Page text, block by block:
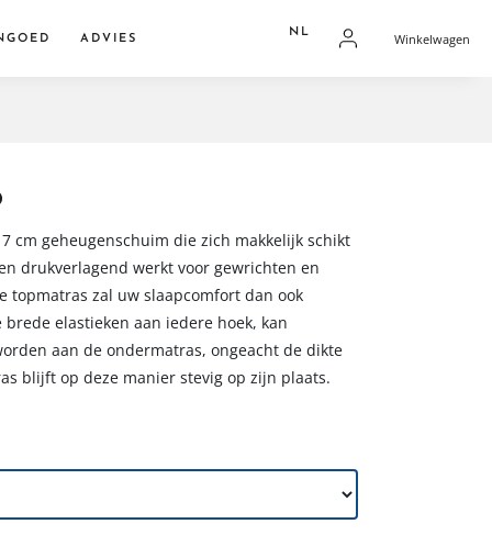
ADVIES NL Winkelwagen
cm geheugenschuim die zich makkelijk schikt
drukverlagend werkt voor gewrichten en
topmatras zal uw slaapcomfort dan ook
elastieken aan iedere hoek, kan
aan de ondermatras, ongeacht de dikte
blijft op deze manier stevig op zijn plaats.